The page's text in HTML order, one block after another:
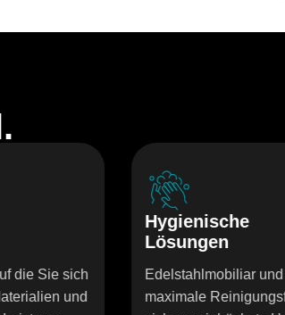
Edelstahlmobiliar und Geräte von
maximale Reinigungsfreundlichkeit